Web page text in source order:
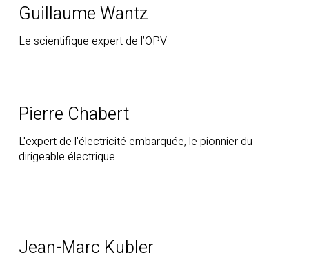
Guillaume Wantz
Le scientifique expert de l’OPV
Pierre Chabert
L'expert de l'électricité embarquée, le pionnier du
dirigeable électrique
Jean-Marc Kubler